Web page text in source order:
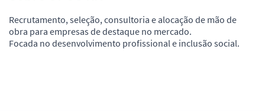
Recrutamento, seleção, consultoria e alocação de mão de
obra para empresas de destaque no mercado.
Focada no desenvolvimento profissional e inclusão social.